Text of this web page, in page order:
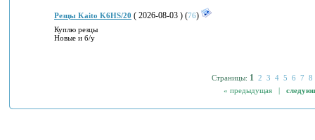
Резцы Kaito K6HS/20 ( 2026-08-03 ) (76)
Куплю резцы
Новые и б/у
Страницы: 1 2 3 4 5 6 7 8
« предыдущая |